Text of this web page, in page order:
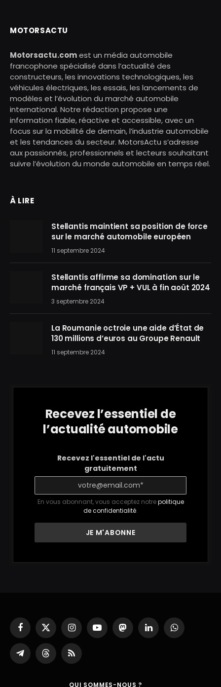
MOTORSACTU
Motorsactu.comest un média automobile
francophone spécialisé dans l’actualité des
constructeurs, les innovations technologiques, les
véhicules électriques, les essais, les lancements de
modèles et l’évolution du marché automobile
international. Notre rédaction propose une
information fiable, réactive et accessible, avec un
focus sur la mobilité de demain, l’industrie automobile
et les tendances du secteur. MotorsActu s’adresse
aux passionnés, professionnels et lecteurs souhaitant
suivre l’évolution du monde automobile en temps réel.
À LIRE
Stellantis maintient sa position de force
sur le marché automobile européen
11 septembre 2024
Stellantis affirme sa domination sur le
marché français VP + VUL à fin août 2024
3 septembre 2024
La Roumanie octroie une aide d’État de
130 millions d’euros au Groupe Renault
11 septembre 2024
Recevez l’essentiel de
l’actualité automobile
Recevez l'essentiel de l'actu
gratuitement
En vous abonnant, vous acceptez notrepolitique
de confidentialité.
Facebook
X
(Twitter)
InstagramYouTubeMastodonLinkedInWhatsApp
Partager
sur
ThreadsRSS
QUI SOMMES-NOUS ?